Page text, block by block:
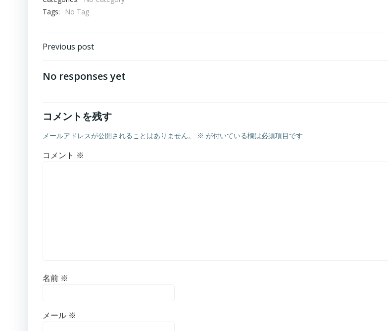
Tags:
No Tag
Post
Previous post
No responses yet
コメントを残す
メールアドレスが公開されることはありません。 ※ が付いている欄は必須項目です
コメント ※
名前 ※
メール ※